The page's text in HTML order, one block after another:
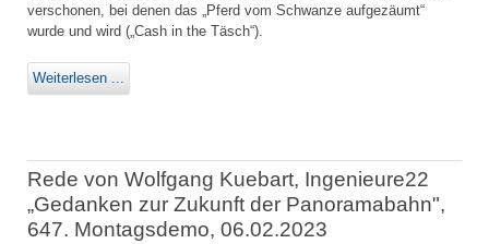
verschonen, bei denen das „Pferd vom Schwanze aufgezäumt“
wurde und wird („Cash in the Täsch“).
Weiterlesen ...
Rede von Wolfgang Kuebart, Ingenieure22
„Gedanken zur Zukunft der Panoramabahn",
647. Montagsdemo, 06.02.2023